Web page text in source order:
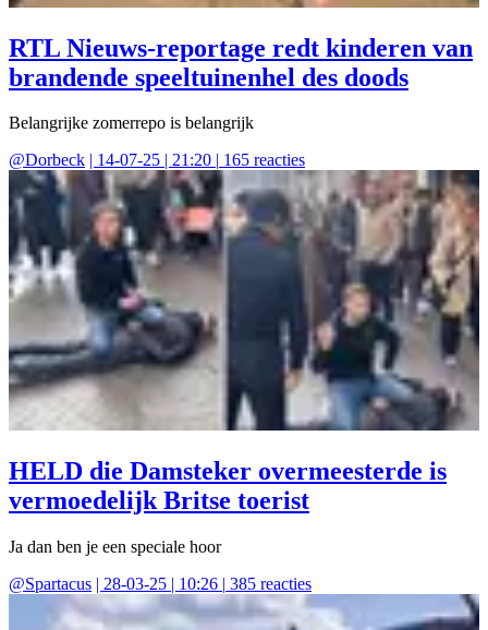
RTL Nieuws-reportage redt kinderen van
brandende speeltuinenhel des doods
Belangrijke zomerrepo is belangrijk
@Dorbeck | 14-07-25 | 21:20 | 165 reacties
HELD die Damsteker overmeesterde is
vermoedelijk Britse toerist
Ja dan ben je een speciale hoor
@Spartacus | 28-03-25 | 10:26 | 385 reacties